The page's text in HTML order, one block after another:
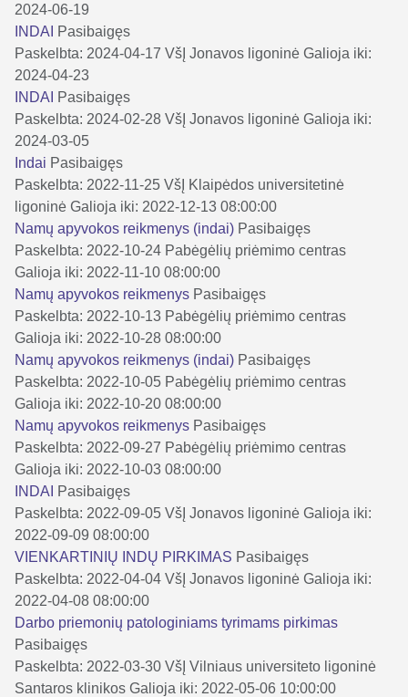
2024-06-19
INDAI
Pasibaigęs
Paskelbta: 2024-04-17 VšĮ Jonavos ligoninė Galioja iki:
2024-04-23
INDAI
Pasibaigęs
Paskelbta: 2024-02-28 VšĮ Jonavos ligoninė Galioja iki:
2024-03-05
Indai Pasibaigęs
Paskelbta: 2022-11-25 VšĮ Klaipėdos universitetinė
ligoninė Galioja iki: 2022-12-13 08:00:00
Namų apyvokos reikmenys (indai) Pasibaigęs
Paskelbta: 2022-10-24 Pabėgėlių priėmimo centras
Galioja iki: 2022-11-10 08:00:00
Namų apyvokos reikmenys Pasibaigęs
Paskelbta: 2022-10-13 Pabėgėlių priėmimo centras
Galioja iki: 2022-10-28 08:00:00
Namų apyvokos reikmenys (indai) Pasibaigęs
Paskelbta: 2022-10-05 Pabėgėlių priėmimo centras
Galioja iki: 2022-10-20 08:00:00
Namų apyvokos reikmenys Pasibaigęs
Paskelbta: 2022-09-27 Pabėgėlių priėmimo centras
Galioja iki: 2022-10-03 08:00:00
INDAI
Pasibaigęs
Paskelbta: 2022-09-05 VšĮ Jonavos ligoninė Galioja iki:
2022-09-09 08:00:00
VIENKARTINIŲ INDŲ PIRKIMAS Pasibaigęs
Paskelbta: 2022-04-04 VšĮ Jonavos ligoninė Galioja iki:
2022-04-08 08:00:00
Darbo priemonių patologiniams tyrimams pirkimas
Pasibaigęs
Paskelbta: 2022-03-30 VšĮ Vilniaus universiteto ligoninė
Santaros klinikos Galioja iki: 2022-05-06 10:00:00